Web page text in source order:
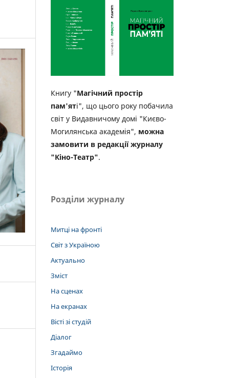
Книгу "Магічний простір
пам'яті", що цього року побачила
світ у Видавничому домі "Києво-
Могилянська академія", можна
замовити в редакції журналу
"Кіно-Театр".
Розділи журналу
Митці на фронті
Світ з Україною
Актуально
Зміст
На сценах
На екранах
Вісті зі студій
Діалог
Згадаймо
Історія